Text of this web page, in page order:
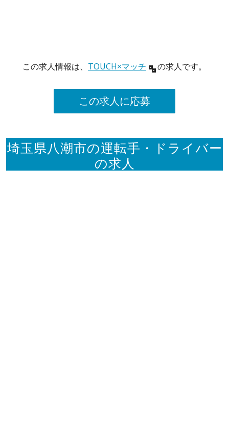
この求人情報は、 TOUCH×マッチ の求人です。
この求人に応募
埼玉県八潮市の運転手・ドライバー
の求人